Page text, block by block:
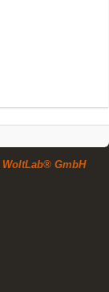
WoltLab® GmbH